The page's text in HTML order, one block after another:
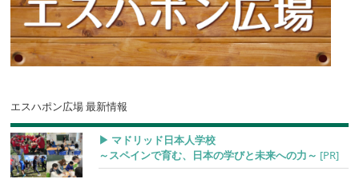
エスハポン広場 最新情報
▶︎ マドリッド日本人学校
～スペインで育む、日本の学びと未来への力～ [PR]